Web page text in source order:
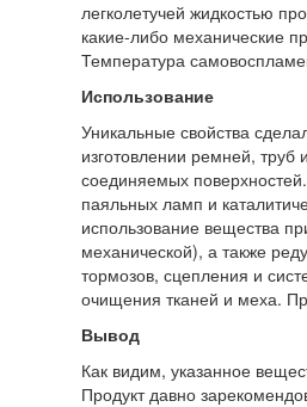
легколетучей жидкостью
какие-либо механические
Температура
Использование
Уникальные свойства
изготовлении ремней,
соединяемых
паяльных ламп и
использование вещества
механической), а также
тормозов, сцепления и
очищения тканей и меха.
Вывод
Как видим, указанное
Продукт давно